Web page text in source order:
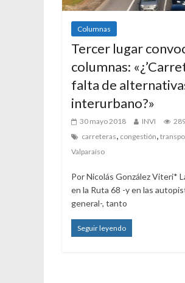
Columnas
Tercer lugar
columnas:
falta de
interurbano?»
30 mayo 2018 INVI
carreteras, congestión,
Valparaíso
Por Nicolás González Viteri*
en la Ruta 68 -y en las
general-, tanto
Seguir leyendo